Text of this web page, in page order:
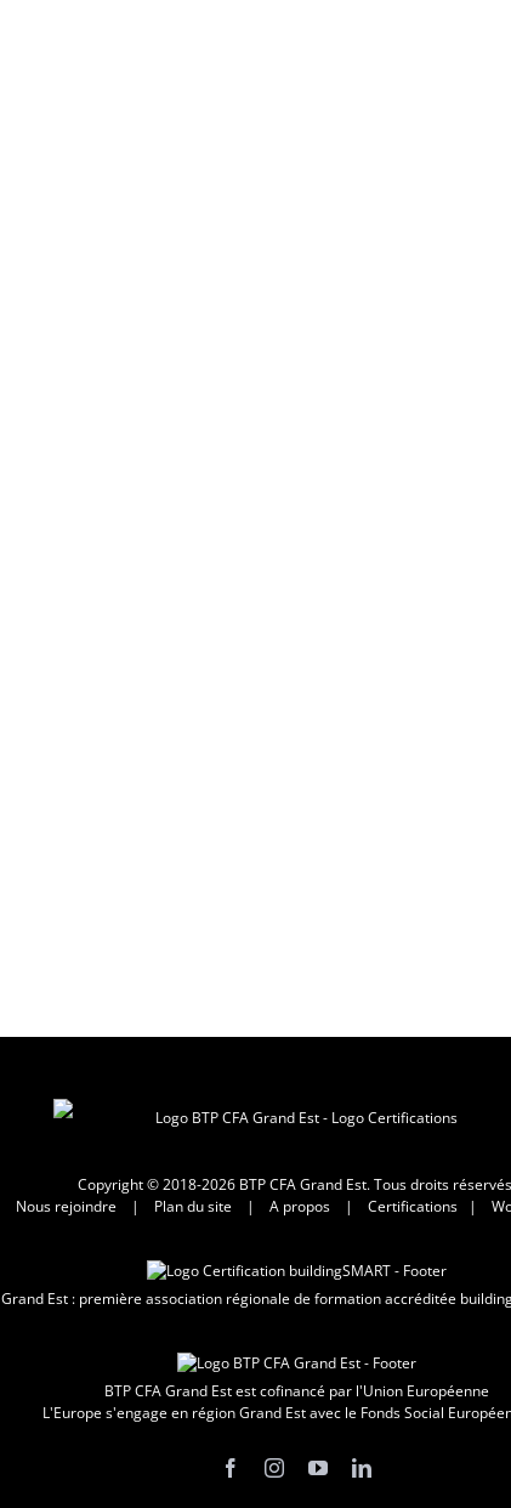
Copyright © 2018-2026 BTP CFA Grand Est. Tous droits
Nous rejoindre| Plan du site| A propos| Certifications|
Grand Est : première association régionale de formation accréditée
BTP CFA Grand Est est cofinancé par l'Union Européenne
L'Europe s'engage en région Grand Est avec le Fonds Social
FacebookInstagramYouTubeLinkedIn